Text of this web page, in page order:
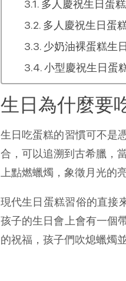
多人慶祝生日蛋
多人慶祝生日蛋
少奶油裸蛋糕生
小型慶祝生日蛋
生日為什麼要
生日吃蛋糕的習慣可不是
合，可以追溯到古希臘，
上點燃蠟燭，象徵月光的
現代生日蛋糕習俗的直接
孩子的生日會上會有一個
的祝福，孩子們吹熄蠟燭